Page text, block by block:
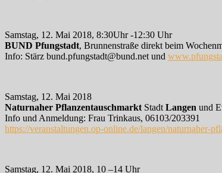
Samstag, 12. Mai 2018, 8:30Uhr -12:30 Uhr
BUND Pfungstadt, Brunnenstraße direkt beim
Info: Stärz bund.pfungstadt@bund.net und
Samstag, 12. Mai 2018
Naturnaher Pflanzentauschmarkt Stadt Langen und
Info und Anmeldung: Frau Trinkaus, 06103/203391
https://veranstaltungen.op-online.de/langen/naturnaher-
Samstag, 12. Mai 2018, 10 –14 Uhr